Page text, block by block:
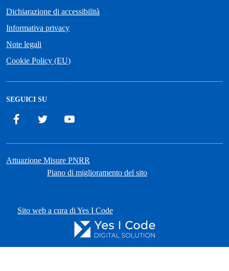
Dichiarazione di accessibilità
Informativa privacy
Note legali
Cookie Policy (EU)
SEGUICI SU
Facebook Twitter
Attuazione Misure PNRR
Piano di miglioramento del sito
Sito web a cura di Yes I Code